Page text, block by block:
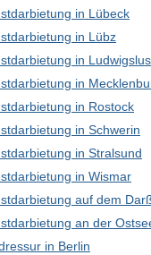
in Lübeck
in Lübz
in
in
in Rostock
in Schwerin
in Stralsund
in Wismar
auf dem
an der
in Berlin